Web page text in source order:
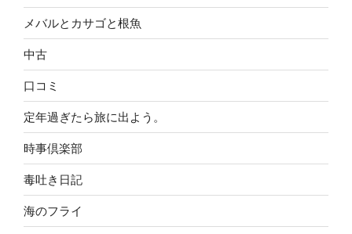
メバルとカサゴと根魚
中古
口コミ
定年過ぎたら旅に出よう。
時事倶楽部
毒吐き日記
海のフライ